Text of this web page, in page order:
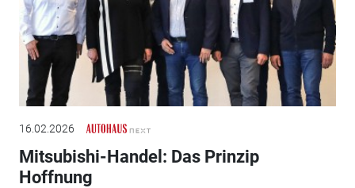
16.02.2026
Mitsubishi-Handel: Das Prinzip
Hoffnung